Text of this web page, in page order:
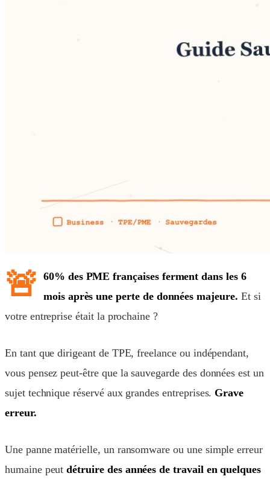
🚨 60% des PME françaises ferment dans les 6
mois après une perte de données majeure. Et si
votre entreprise était la prochaine ?
En tant que dirigeant de TPE, freelance ou indépendant,
vous pensez peut-être que la sauvegarde des données est un
sujet technique réservé aux grandes entreprises. Grave
erreur.
Une panne matérielle, un ransomware ou une simple erreur
humaine peutdétruire des années de travail en quelques